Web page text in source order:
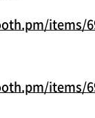
items/
items/